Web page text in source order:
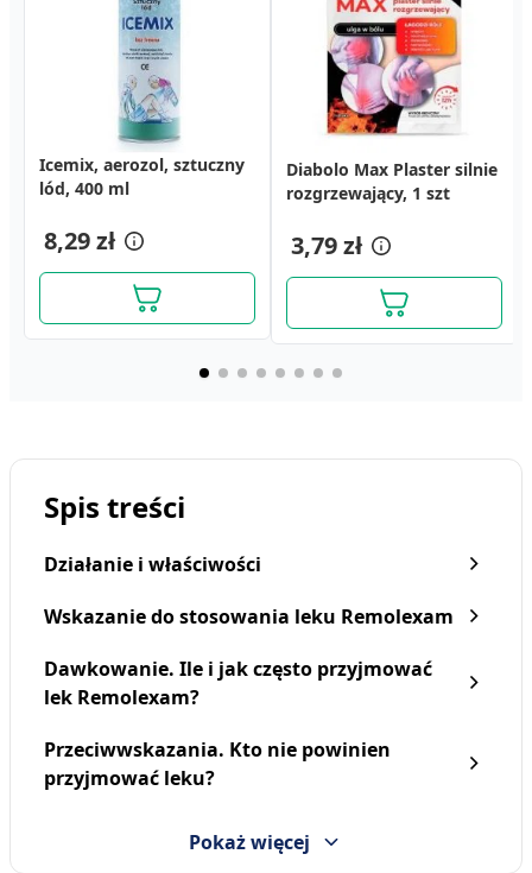
Icemix, aerozol, sztuczny
lód, 400 ml
8,29 zł
Diabolo Max Plaster silnie
rozgrzewający, 1 szt
3,79 zł
Aspicam Bio, 7,5 mg,
tabletki, 10 szt.
6,99 zł
Opokan, 7,5 mg, tabletki,
10 szt.
8,29 zł
Icemix, aerozol, sztuczny
lód, 400 ml
Heltiso aroma Vapomax
maść rozgrzewająco -
Spis treści
Działanie i właściwości
Wskazanie do stosowania leku Remolexam
Dawkowanie. Ile i jak często przyjmować
lek Remolexam?
Przeciwwskazania. Kto nie powinien
przyjmować leku?
Pokaż więcej